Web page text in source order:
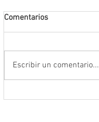
Comentarios
Escribir un comentario...